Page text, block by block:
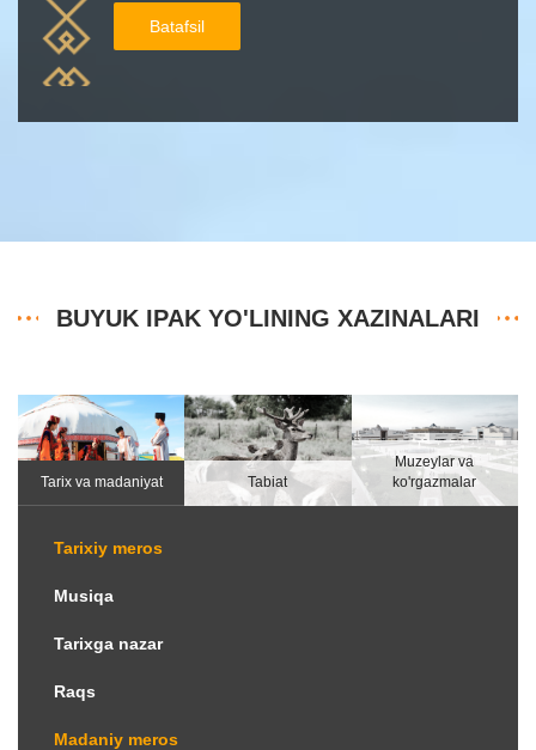
Batafsil
BUYUK IPAK YO'LINING XAZINALARI
Tarix va madaniyat Tabiat
Muzeylar va
ko'rgazmalar
Tarixiy meros
Musiqa
Tarixga nazar
Raqs
Madaniy meros